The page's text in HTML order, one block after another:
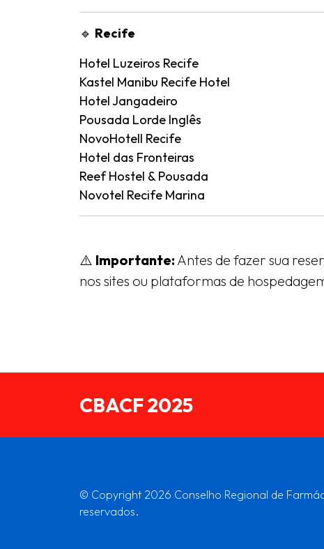
🔹 Recife
Hotel Luzeiros Recife
Kastel Manibu Recife Hotel
Hotel Jangadeiro
Pousada Lorde Inglês
NovoHotell Recife
Hotel das Fronteiras
Reef Hostel & Pousada
Novotel Recife Marina
⚠️ Importante: Antes de fazer sua
nos sites ou plataformas de
CBACF 2025
© Copyright 2026 Conselho Regional de
reservados.